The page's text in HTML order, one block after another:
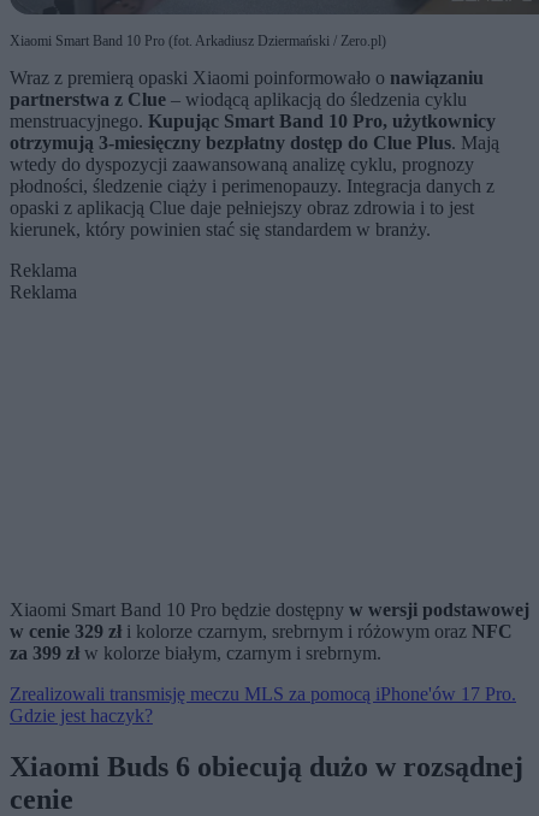
Xiaomi Smart Band 10 Pro (fot. Arkadiusz Dziermański / Zero.pl)
Wraz z premierą opaski Xiaomi poinformowało o nawiązaniu
partnerstwa z Clue – wiodącą aplikacją do śledzenia cyklu
menstruacyjnego. Kupując Smart Band 10 Pro, użytkownicy
otrzymują 3-miesięczny bezpłatny dostęp do Clue Plus. Mają
wtedy do dyspozycji zaawansowaną analizę cyklu, prognozy
płodności, śledzenie ciąży i perimenopauzy. Integracja danych z
opaski z aplikacją Clue daje pełniejszy obraz zdrowia i to jest
kierunek, który powinien stać się standardem w branży.
Reklama
Reklama
Xiaomi Smart Band 10 Pro będzie dostępny w wersji podstawowej
w cenie 329 zł i kolorze czarnym, srebrnym i różowym oraz NFC
za 399 zł w kolorze białym, czarnym i srebrnym.
Zrealizowali transmisję meczu MLS za pomocą iPhone'ów 17 Pro.
Gdzie jest haczyk?
Xiaomi Buds 6 obiecują dużo w rozsądnej
cenie